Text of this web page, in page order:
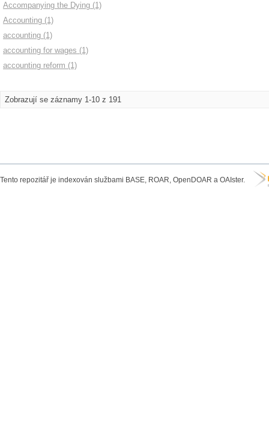
Accompanying the Dying (1)
Accounting (1)
accounting (1)
accounting for wages (1)
accounting reform (1)
Zobrazují se záznamy 1-10 z 191
Tento repozitář je indexován službami BASE, ROAR, OpenDOAR a OAIster.